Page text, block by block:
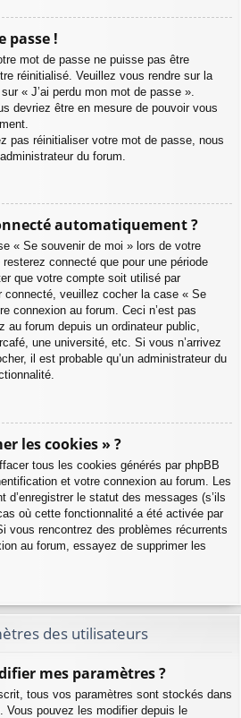
passe !
mot de passe ne puisse pas être
réinitialisé. Veuillez vous rendre sur la
« J’ai perdu mon mot de passe ».
devriez être en mesure de pouvoir vous
pas réinitialiser votre mot de passe, nous
du forum.
automatiquement ?
« Se souvenir de moi » lors de votre
connecté que pour une période
que votre compte soit utilisé par
connecté, veuillez cocher la case « Se
connexion au forum. Ceci n’est pas
au forum depuis un ordinateur public,
une université, etc. Si vous n’arrivez
il est probable qu’un administrateur du
les cookies » ?
tous les cookies générés par phpBB
et votre connexion au forum. Les
d’enregistrer le statut des messages (s’ils
où cette fonctionnalité a été activée par
vous rencontrez des problèmes récurrents
au forum, essayez de supprimer les
des utilisateurs
mes paramètres ?
tous vos paramètres sont stockés dans
Vous pouvez les modifier depuis le